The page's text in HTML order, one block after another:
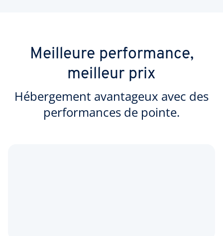
Meilleure performance,
meilleur prix
Hébergement avantageux avec des
performances de pointe.